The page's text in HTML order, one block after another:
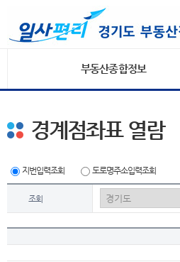
부동산종합정보
경계점좌표 열람
지번입력조회 도로명주소입력조회
조회